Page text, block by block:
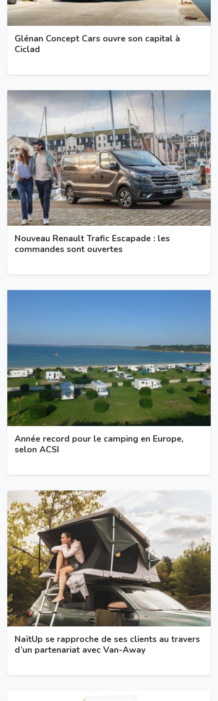
Glénan Concept Cars ouvre son capital à
Ciclad
Nouveau Renault Trafic Escapade : les
commandes sont ouvertes
Année record pour le camping en Europe,
selon ACSI
NaïtUp se rapproche de ses clients au travers
d’un partenariat avec Van-Away